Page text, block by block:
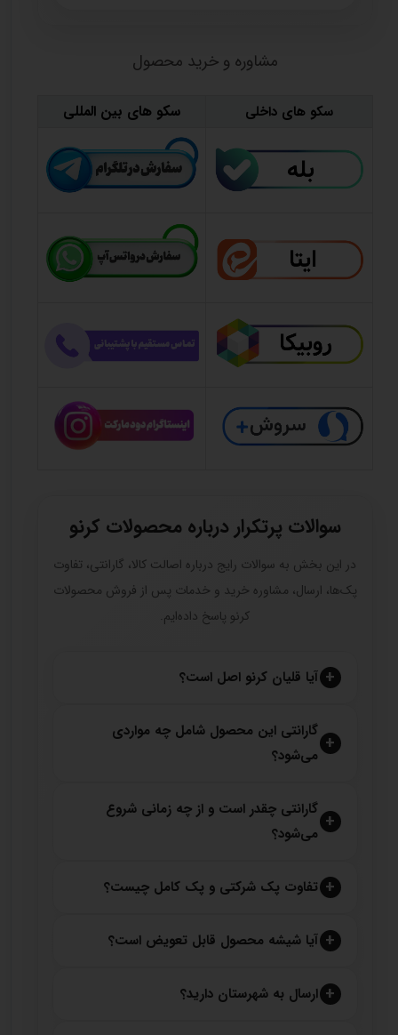
مشاوره و خرید محصول
سکو های داخلی سکو های بین المللی
سوالات پرتکرار درباره محصولات کرنو
در این بخش به سوالات رایج درباره اصالت کالا، گارانتی، تفاوت
پک‌ها، ارسال، مشاوره خرید و خدمات پس از فروش محصولات
کرنو پاسخ داده‌ایم.
آیا قلیان کرنو اصل است؟
گارانتی این محصول شامل چه مواردی
می‌شود؟
گارانتی چقدر است و از چه زمانی شروع
می‌شود؟
تفاوت پک شرکتی و پک کامل چیست؟
آیا شیشه محصول قابل تعویض است؟
ارسال به شهرستان دارید؟